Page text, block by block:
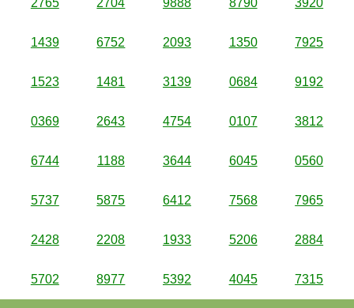
2765 2704 9888 8790 3920
1439 6752 2093 1350 7925
1523 1481 3139 0684 9192
0369 2643 4754 0107 3812
6744 1188 3644 6045 0560
5737 5875 6412 7568 7965
2428 2208 1933 5206 2884
5702 8977 5392 4045 7315